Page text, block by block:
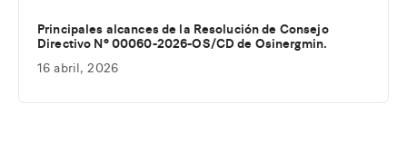
Principales alcances de la Resolución de Consejo
Directivo Nº 00060-2026-OS/CD de Osinergmin.
16 abril, 2026